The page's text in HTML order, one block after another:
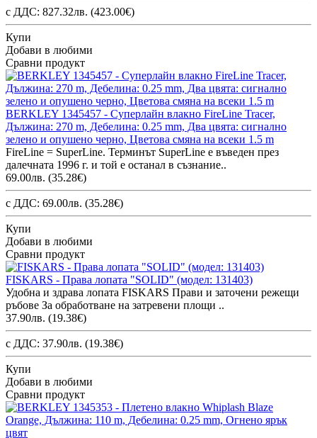
с ДДС: 827.32лв. (423.00€)
Купи
Добави в любими
Сравни продукт
BERKLEY 1345457 - Суперлайн влакно FireLine Tracer,
Дължина: 270 m, Дебелина: 0.25 mm, Два цвята: сигнално
зелено и опушено черно, Цветова смяна на всеки 1.5 m
FireLine = SuperLine. Терминът SuperLine е въведен през
далечната 1996 г. и той е останал в съзнание..
69.00лв. (35.28€)
с ДДС: 69.00лв. (35.28€)
Купи
Добави в любими
Сравни продукт
FISKARS - Права лопата "SOLID" (модел: 131403)
Удобна и здрава лопата FISKARS Прави и заточени режещи
ръбове За обработване на затревени площи ..
37.90лв. (19.38€)
с ДДС: 37.90лв. (19.38€)
Купи
Добави в любими
Сравни продукт